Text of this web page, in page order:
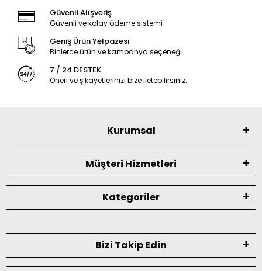
Güvenli Alışveriş
Güvenli ve kolay ödeme sistemi
Geniş Ürün Yelpazesi
Binlerce ürün ve kampanya seçeneği
7 / 24 DESTEK
Öneri ve şikayetlerinizi bize iletebilirsiniz.
Kurumsal
Müşteri Hizmetleri
Kategoriler
Bizi Takip Edin